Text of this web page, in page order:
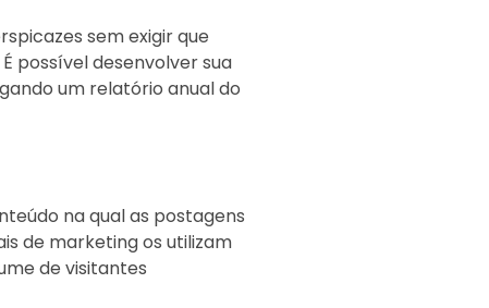
sem exigir que
possível desenvolver sua
um relatório anual do
na qual as postagens
de marketing os utilizam
de visitantes